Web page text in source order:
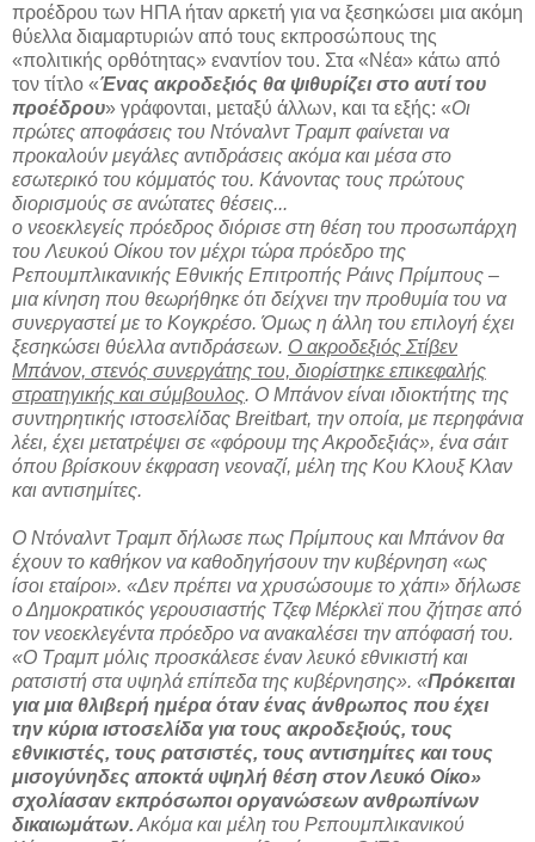
προέδρου των ΗΠΑ ήταν αρκετή για να ξεσηκώσει μια ακόμη
θύελλα διαμαρτυριών από τους εκπροσώπους της
«πολιτικής ορθότητας» εναντίον του. Στα «Νέα» κάτω από
τον τίτλο «Ένας ακροδεξιός θα ψιθυρίζει στο αυτί του
προέδρου» γράφονται, μεταξύ άλλων, και τα εξής: «Οι
πρώτες αποφάσεις του Ντόναλντ Τραμπ φαίνεται να
προκαλούν μεγάλες αντιδράσεις ακόμα και μέσα στο
εσωτερικό του κόμματός του. Κάνοντας τους πρώτους
διορισμούς σε ανώτατες θέσεις...
ο νεοεκλεγείς πρόεδρος διόρισε στη θέση του προσωπάρχη
του Λευκού Οίκου τον μέχρι τώρα πρόεδρο της
Ρεπουμπλικανικής Εθνικής Επιτροπής Ράινς Πρίμπους –
μια κίνηση που θεωρήθηκε ότι δείχνει την προθυμία του να
συνεργαστεί με το Κογκρέσο. Όμως η άλλη του επιλογή έχει
ξεσηκώσει θύελλα αντιδράσεων. Ο ακροδεξιός Στίβεν
Μπάνον, στενός συνεργάτης του, διορίστηκε επικεφαλής
στρατηγικής και σύμβουλος. Ο Μπάνον είναι ιδιοκτήτης της
συντηρητικής ιστοσελίδας Breitbart, την οποία, με περηφάνια
λέει, έχει μετατρέψει σε «φόρουμ της Ακροδεξιάς», ένα σάιτ
όπου βρίσκουν έκφραση νεοναζί, μέλη της Κου Κλουξ Κλαν
και αντισημίτες.
Ο Ντόναλντ Τραμπ δήλωσε πως Πρίμπους και Μπάνον θα
έχουν το καθήκον να καθοδηγήσουν την κυβέρνηση «ως
ίσοι εταίροι». «Δεν πρέπει να χρυσώσουμε το χάπι» δήλωσε
ο Δημοκρατικός γερουσιαστής Τζεφ Μέρκλεϊ που ζήτησε από
τον νεοεκλεγέντα πρόεδρο να ανακαλέσει την απόφασή του.
«Ο Τραμπ μόλις προσκάλεσε έναν λευκό εθνικιστή και
ρατσιστή στα υψηλά επίπεδα της κυβέρνησης». «Πρόκειται
για μια θλιβερή ημέρα όταν ένας άνθρωπος που έχει
την κύρια ιστοσελίδα για τους ακροδεξιούς, τους
εθνικιστές, τους ρατσιστές, τους αντισημίτες και τους
μισογύνηδες αποκτά υψηλή θέση στον Λευκό Οίκο»
σχολίασαν εκπρόσωποι οργανώσεων ανθρωπίνων
δικαιωμάτων. Ακόμα και μέλη του Ρεπουμπλικανικού